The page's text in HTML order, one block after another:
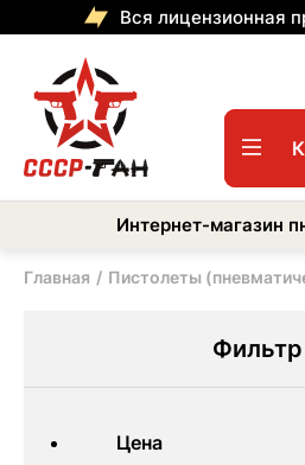
Вся лицензионная
Интернет-магазин
Главная Пистолеты
Фильтр
Цена